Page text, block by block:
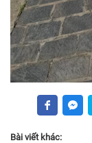
Bài viết khác: